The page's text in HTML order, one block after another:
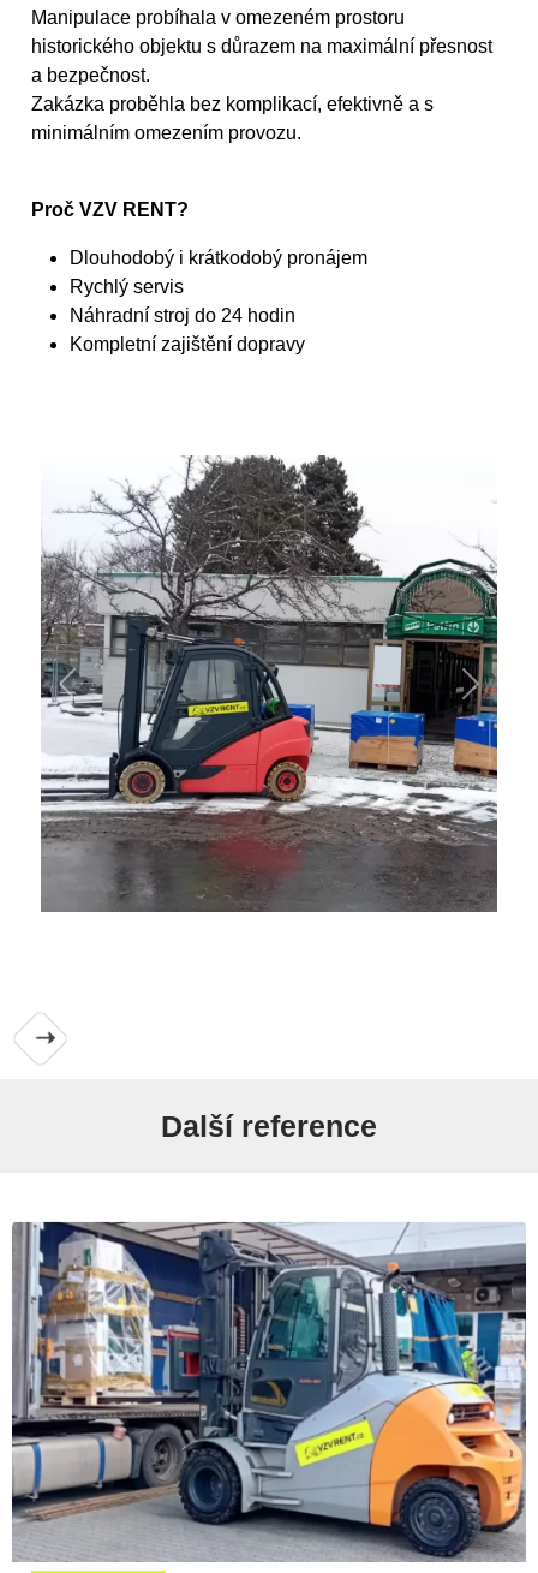
Manipulace probíhala v omezeném prostoru
historického objektu s důrazem na maximální přesnost
a bezpečnost.
Zakázka proběhla bez komplikací, efektivně a s
minimálním omezením provozu.
Proč VZV RENT?
Dlouhodobý i krátkodobý pronájem
Rychlý servis
Náhradní stroj do 24 hodin
Kompletní zajištění dopravy
Další reference